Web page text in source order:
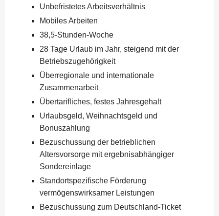
Unbefristetes Arbeitsverhältnis
Mobiles Arbeiten
38,5-Stunden-Woche
28 Tage Urlaub im Jahr, steigend mit der
Betriebszugehörigkeit
Überregionale und internationale
Zusammenarbeit
Übertarifliches, festes Jahresgehalt
Urlaubsgeld, Weihnachtsgeld und
Bonuszahlung
Bezuschussung der betrieblichen
Altersvorsorge mit ergebnisabhängiger
Sondereinlage
Standortspezifische Förderung
vermögenswirksamer Leistungen
Bezuschussung zum Deutschland-Ticket